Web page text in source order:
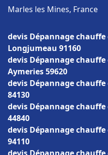
Marles les Mines, France
devis Dépannage
Longjumeau 91160
devis Dépannage
Aymeries 59620
devis Dépannage
84130
devis Dépannage
44840
devis Dépannage
94110